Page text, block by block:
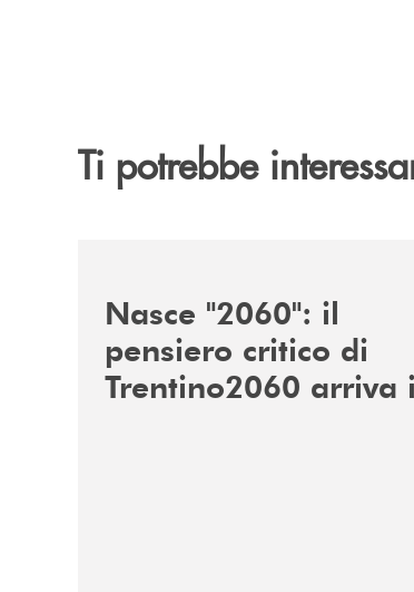
Ti potrebbe
Nasce "2060": il
pensiero critico di
Trentino2060 arriva